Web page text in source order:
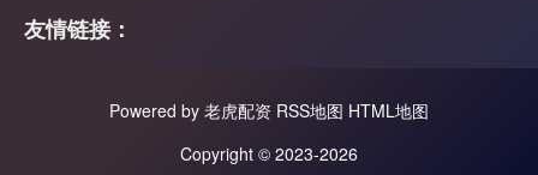
友情链接：
Powered by 老虎配资 RSS地图 HTML地图
Copyright © 2023-2026